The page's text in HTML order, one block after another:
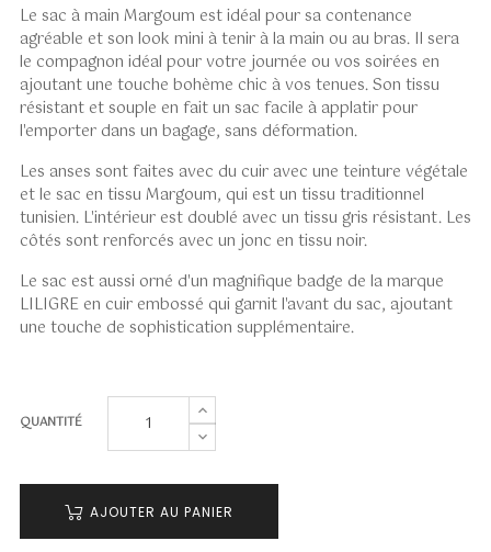
Le sac à main Margoum est idéal pour sa contenance
agréable et son look mini à tenir à la main ou au bras. Il sera
le compagnon idéal pour votre journée ou vos soirées en
ajoutant une touche bohème chic à vos tenues. Son tissu
résistant et souple en fait un sac facile à applatir pour
l'emporter dans un bagage, sans déformation.
Les anses sont faites avec du cuir avec une teinture végétale
et le sac en tissu Margoum, qui est un tissu traditionnel
tunisien. L'intérieur est doublé avec un tissu gris résistant. Les
côtés sont renforcés avec un jonc en tissu noir.
Le sac est aussi orné d'un magnifique badge de la marque
LILIGRE en cuir embossé qui garnit l'avant du sac, ajoutant
une touche de sophistication supplémentaire.
QUANTITÉ
AJOUTER AU PANIER